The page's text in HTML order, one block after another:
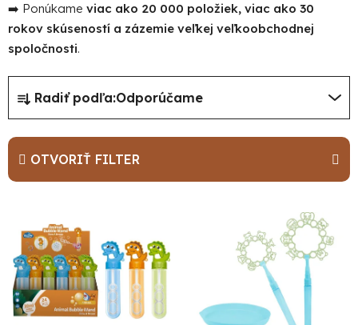
➡️ Ponúkame viac ako 20 000 položiek, viac ako 30
rokov skúseností a zázemie veľkej veľkoobchodnej
spoločnosti.
R
a
d
e
n
p
r
o
Radiť podľa:Odporúčame
OTVORIŤ FILTER
p
i
s